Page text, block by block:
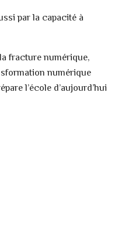
par la capacité à
fracture numérique,
numérique
l’école d’aujourd’hui